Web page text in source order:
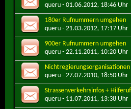
queru - 01.06.2012, 18:46 Uhr
180er Rufnummern umgehen
queru - 21.03.2012, 17:17 Uhr
900er Rufnummern umgehen
queru - 22.11.2011, 10:20 Uhr
Nichtregierungsorganisationen
queru - 27.07.2010, 18:50 Uhr
Strassenverkehrsinfos +
queru - 11.07.2011, 13:38 Uhr